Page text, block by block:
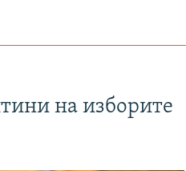
на изборите